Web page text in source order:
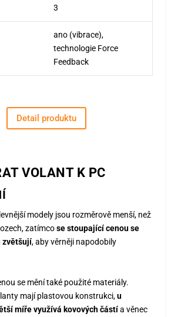
3
ano (vibrace),
technologie Force
Feedback
Detail produktu
VOLANT K PC
modely jsou rozměrově menší, než
zatímcose stoupající cenou se
zvětšují, aby věrněji napodobily
se mění také použité materiály.
mají plastovou konstrukci,u
míře využívá kovových částía věnec